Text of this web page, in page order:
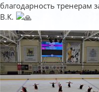
благодарность тренерам
В.К.